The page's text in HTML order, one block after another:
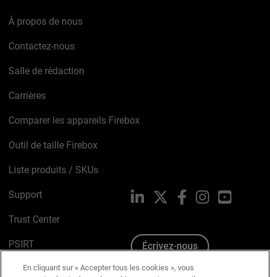
À propos de nous
Contactez-nous
Salle de rédaction
Carrières
Comparer les appareils Firebox
Outil de taille Firebox
Liste produits / SKUs
Support
Trust Center
PSIRT
Avis sur les cookies
LinkedIn FacebookInstagramYouTube
Écrivez-nous
En cliquant sur « Accepter tous les cookies », vous